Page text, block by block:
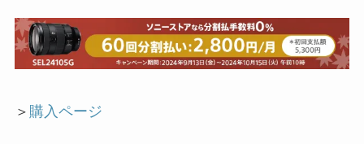
＞ 購入ページ